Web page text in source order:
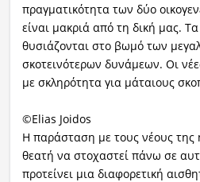
πραγματικότητα των δύο
είναι μακριά από τη δική μας.
θυσιάζονται στο βωμό των
σκοτεινότερων δυνάμεων. Οι
με σκληρότητα για μάταιους
©Elias Joidos
Η παράσταση με τους νέους της
θεατή να στοχαστεί πάνω σε
προτείνει μια διαφορετική